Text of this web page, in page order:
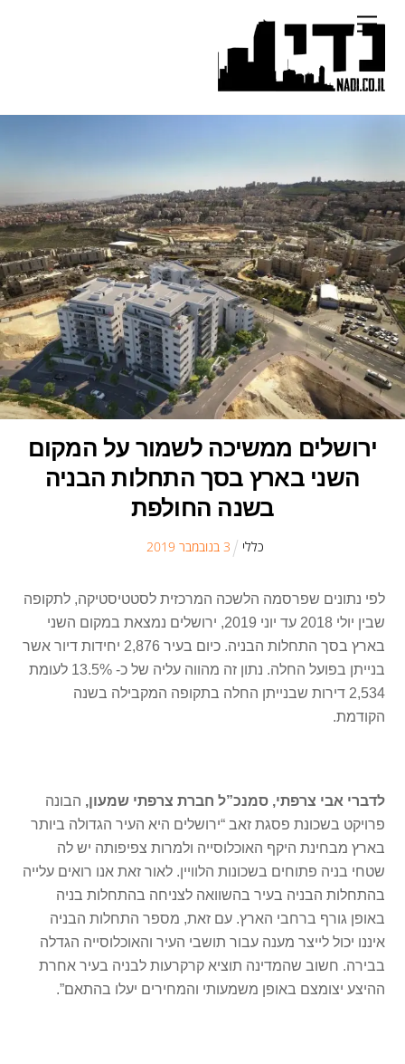
content
Menu
ירושלים ממשיכה לשמור על המקום
השני בארץ בסך התחלות הבניה
בשנה החולפת
כללי 3 בנובמבר 2019
לפי נתונים שפרסמה הלשכה המרכזית לסטטיסטיקה, לתקופה
שבין יולי 2018 עד יוני 2019, ירושלים נמצאת במקום השני
בארץ בסך התחלות הבניה. כיום בעיר 2,876 יחידות דיור אשר
בנייתן בפועל החלה. נתון זה מהווה עליה של כ- 13.5% לעומת
2,534 דירות שבנייתן החלה בתקופה המקבילה בשנה
הקודמת.
לדברי אבי צרפתי, סמנכ”ל חברת צרפתי שמעון, הבונה
פרויקט בשכונת פסגת זאב “ירושלים היא העיר הגדולה ביותר
בארץ מבחינת היקף האוכלוסייה ולמרות צפיפותה יש לה
שטחי בניה פתוחים בשכונות הלוויין. לאור זאת אנו רואים עלייה
בהתחלות הבניה בעיר בהשוואה לצניחה בהתחלות בניה
באופן גורף ברחבי הארץ. עם זאת, מספר התחלות הבניה
איננו יכול לייצר מענה עבור תושבי העיר והאוכלוסייה הגדלה
בבירה. חשוב שהמדינה תוציא קרקרעות לבניה בעיר אחרת
ההיצע יצומצם באופן משמעותי והמחירים יעלו בהתאם”.